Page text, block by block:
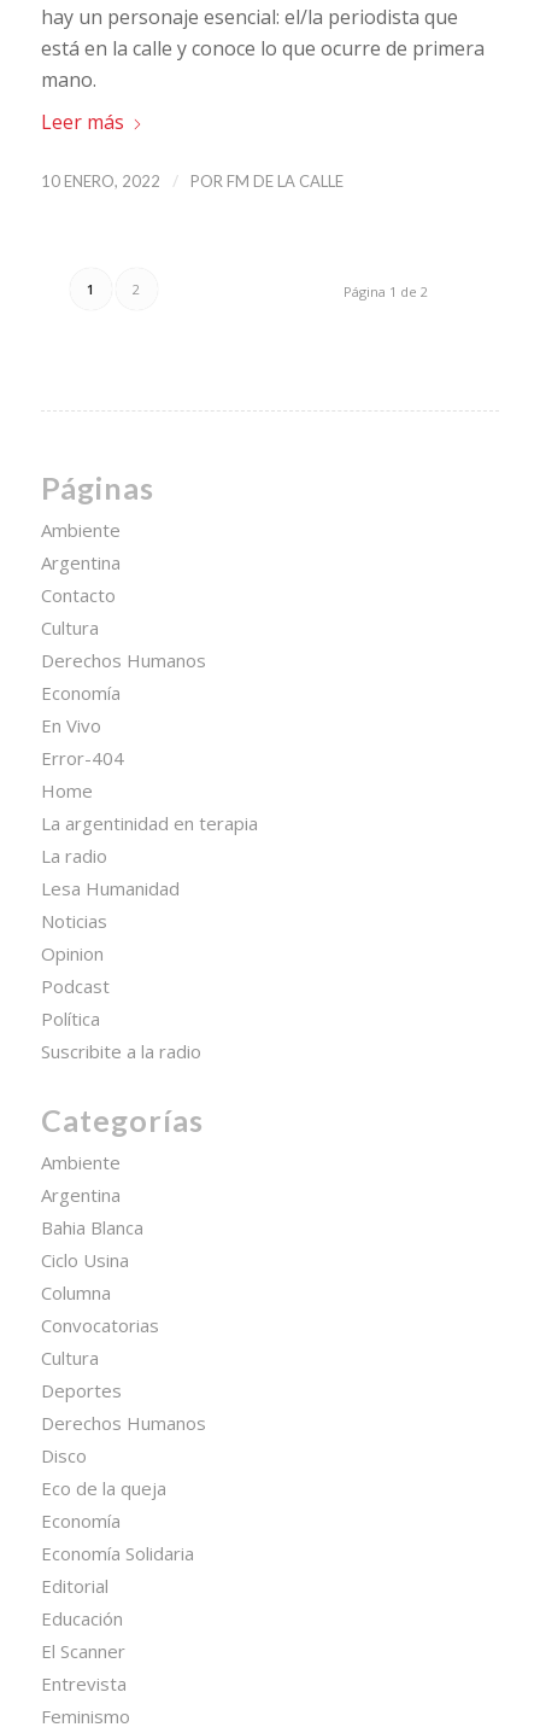
hay un personaje esencial: el/la periodista que
está en la calle y conoce lo que ocurre de primera
mano.
Leer más
10 ENERO, 2022 / POR FM DE LA CALLE
Página 1 de 2
1 2
Páginas
Ambiente
Argentina
Contacto
Cultura
Derechos Humanos
Economía
En Vivo
Error-404
Home
La argentinidad en terapia
La radio
Lesa Humanidad
Noticias
Opinion
Podcast
Política
Suscribite a la radio
Categorías
Ambiente
Argentina
Bahia Blanca
Ciclo Usina
Columna
Convocatorias
Cultura
Deportes
Derechos Humanos
Disco
Eco de la queja
Economía
Economía Solidaria
Editorial
Educación
El Scanner
Entrevista
Feminismo